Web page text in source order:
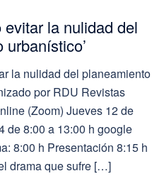
evitar la nulidad del
la nulidad del planeamiento
por RDU Revistas
(Zoom) Jueves 12 de
de 8:00 a 13:00 h google
8:00 h Presentación 8:15 h
drama que sufre […]